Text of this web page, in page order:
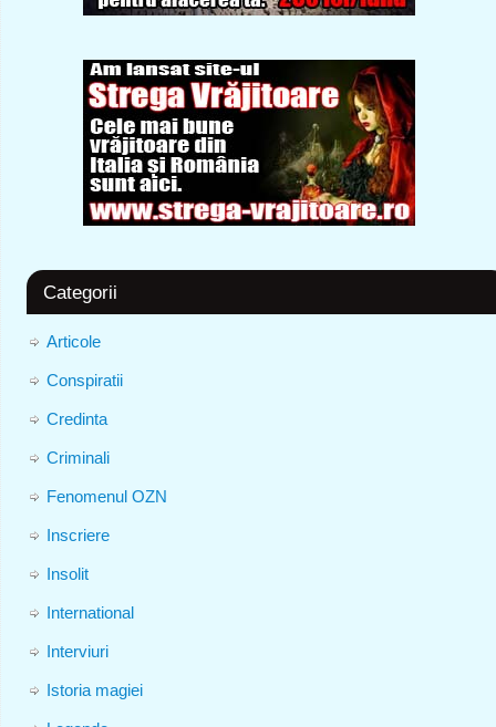
Categorii
Articole
Conspiratii
Credinta
Criminali
Fenomenul OZN
Inscriere
Insolit
International
Interviuri
Istoria magiei